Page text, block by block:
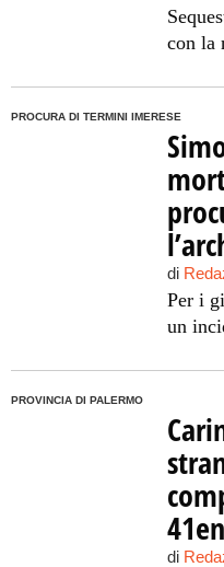
con la
PROCURA DI TERMINI IMERESE
di
Per i
un
PROVINCIA DI PALERMO
di